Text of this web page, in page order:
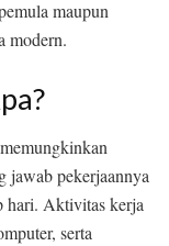
maupun
modern.
jawab pekerjaannya
hari. Aktivitas kerja
serta